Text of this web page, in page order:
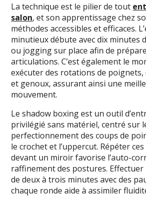
La technique est le pilier de tout
salon, et son apprentissage chez
méthodes accessibles et efficaces.
minutieux débute avec dix minutes
ou jogging sur place afin de
articulations. C’est également le
exécuter des rotations de poignets,
et genoux, assurant ainsi une
mouvement.
Le shadow boxing est un outil
privilégié sans matériel, centré sur
perfectionnement des coups de
le crochet et l’uppercut. Répéter
devant un miroir favorise l’auto-
raffinement des postures.
de deux à trois minutes avec des
chaque ronde aide à assimiler